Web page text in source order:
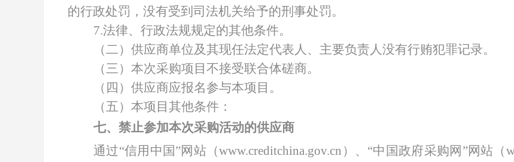
的行政处罚，没有受到司法机关给予的刑事处罚。
7.法律、行政法规规定的其他条件。
（二）供应商单位及其现任法定代表人、主要负责人没有行贿犯罪记录。
（三）本次采购项目不接受联合体磋商。
（四）供应商应报名参与本项目。
（五）本项目其他条件：
七、禁止参加本次采购活动的供应商
通过“信用中国”网站（www.creditchina.gov.cn）、“中国政府采购网”网站（